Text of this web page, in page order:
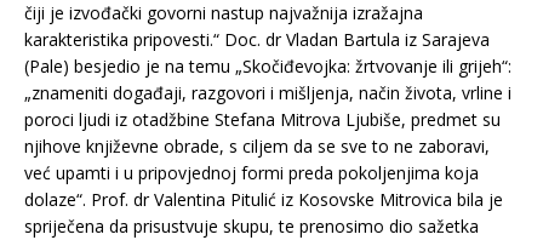
čiji je izvođački govorni nastup najvažnija izražajna
karakteristika pripovesti.“ Doc. dr Vladan Bartula iz Sarajeva
(Pale) besjedio je na temu „Skočiđevojka: žrtvovanje ili grijeh“:
„znameniti događaji, razgovori i mišljenja, način života, vrline i
poroci ljudi iz otadžbine Stefana Mitrova Ljubiše, predmet su
njihove književne obrade, s ciljem da se sve to ne zaboravi,
već upamti i u pripovjednoj formi preda pokoljenjima koja
dolaze“. Prof. dr Valentina Pitulić iz Kosovske Mitrovica bila je
spriječena da prisustvuje skupu, te prenosimo dio sažetka